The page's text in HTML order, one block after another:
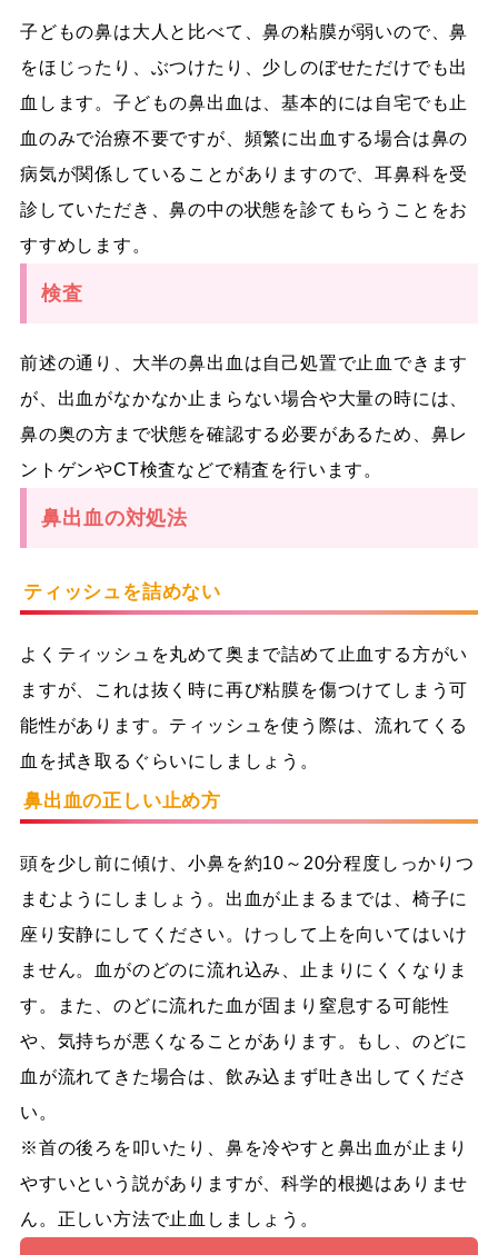
子どもの鼻は大人と比べて、鼻の粘膜が弱いので、鼻
をほじったり、ぶつけたり、少しのぼせただけでも出
血します。子どもの鼻出血は、基本的には自宅でも止
血のみで治療不要ですが、頻繁に出血する場合は鼻の
病気が関係していることがありますので、耳鼻科を受
診していただき、鼻の中の状態を診てもらうことをお
すすめします。
検査
前述の通り、大半の鼻出血は自己処置で止血できます
が、出血がなかなか止まらない場合や大量の時には、
鼻の奥の方まで状態を確認する必要があるため、鼻レ
ントゲンやCT検査などで精査を行います。
鼻出血の対処法
ティッシュを詰めない
よくティッシュを丸めて奥まで詰めて止血する方がい
ますが、これは抜く時に再び粘膜を傷つけてしまう可
能性があります。ティッシュを使う際は、流れてくる
血を拭き取るぐらいにしましょう。
鼻出血の正しい止め方
頭を少し前に傾け、小鼻を約10～20分程度しっかりつ
まむようにしましょう。出血が止まるまでは、椅子に
座り安静にしてください。けっして上を向いてはいけ
ません。血がのどのに流れ込み、止まりにくくなりま
す。また、のどに流れた血が固まり窒息する可能性
や、気持ちが悪くなることがあります。もし、のどに
血が流れてきた場合は、飲み込まず吐き出してくださ
い。
※首の後ろを叩いたり、鼻を冷やすと鼻出血が止まり
やすいという説がありますが、科学的根拠はありませ
ん。正しい方法で止血しましょう。